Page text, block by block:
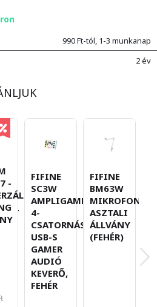
990 Ft-tól, 1-3 munkanap
2 év
-
FIFINE
SC3W
AMPLIGAME,
4-
CSATORNÁS
USB-S
GAMER
AUDIÓ
KEVERŐ,
FEHÉR
FIFINE
BM63W
MIKROFON
ASZTALI
ÁLLVÁNY
(FEHÉR)